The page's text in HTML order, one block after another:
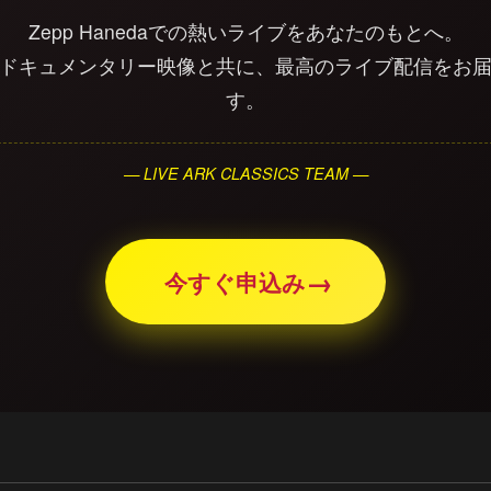
Zepp Hanedaでの熱いライブをあなたのもとへ。
キュメンタリー映像と共に、最高のライブ配信をお
す。
— LIVE ARK CLASSICS TEAM —
今すぐ申込み→